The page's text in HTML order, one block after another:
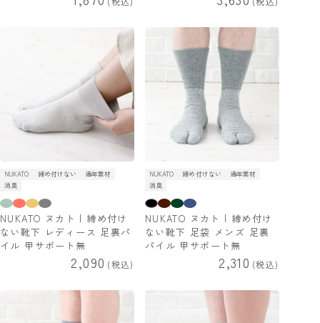
NUKATO 締め付けない
通年素材
消臭
NUKATO ヌカト | 締め付け
ない靴下 レディース 足裏パ
イル 甲サポート無
2,090 税込
NUKATO 締め付けない
通年素材
消臭
NUKATO ヌカト | 締め付け
ない靴下 足袋 メンズ 足裏
パイル 甲サポート無
2,310 税込